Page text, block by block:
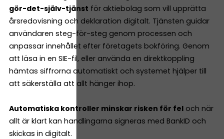
gör-det-själv-tjänst för aktiebolag som vill upprätta
årsredovisning och deklaration digitalt. Tjänsten guidar
användaren steg-för-steg genom processen och
anpassar innehållet efter företagets bokföring. Genom
att läsa in en SIE-fil, eller använda en direktkoppling
hämtas siffrorna automatiskt och systemet hjälper till
att säkerställa att allt hänger ihop.
Automatiska kontroller minskar risken för fel och när
allt är klart kan handlingarna signeras med BankID och
skickas in digitalt.